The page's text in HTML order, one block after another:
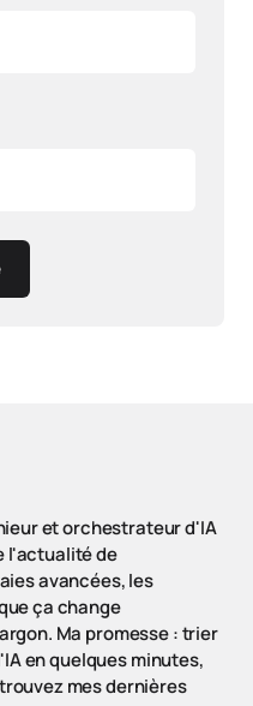
et orchestrateur d'IA
l'actualité de
avancées, les
ça change
Ma promesse : trier
en quelques minutes,
mes dernières